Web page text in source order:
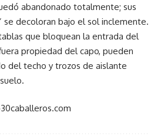
abandonado totalmente; sus
se decoloran bajo el sol inclemente.
que bloquean la entrada del
propiedad del capo, pueden
del techo y trozos de aislante